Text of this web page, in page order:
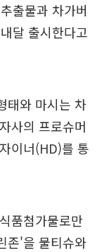
출물과 차가버
달 출시한다고
태와 마시는 차
사의 프로슈머
이너(HD)를 통
품첨가물로만
존'을 물티슈와